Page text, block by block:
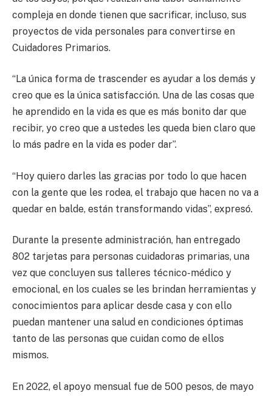
compleja en donde tienen que sacrificar, incluso, sus
proyectos de vida personales para convertirse en
Cuidadores Primarios.
“La única forma de trascender es ayudar a los demás y
creo que es la única satisfacción. Una de las cosas que
he aprendido en la vida es que es más bonito dar que
recibir, yo creo que a ustedes les queda bien claro que
lo más padre en la vida es poder dar”.
“Hoy quiero darles las gracias por todo lo que hacen
con la gente que les rodea, el trabajo que hacen no va a
quedar en balde, están transformando vidas”, expresó.
Durante la presente administración, han entregado
802 tarjetas para personas cuidadoras primarias, una
vez que concluyen sus talleres técnico-médico y
emocional, en los cuales se les brindan herramientas y
conocimientos para aplicar desde casa y con ello
puedan mantener una salud en condiciones óptimas
tanto de las personas que cuidan como de ellos
mismos.
En 2022, el apoyo mensual fue de 500 pesos, de mayo